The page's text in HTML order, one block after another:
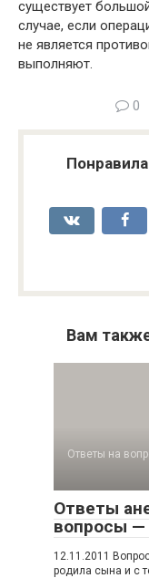
существует
случае, если
не является
выполняют.
0
Вам
Ответы на
Ответы
вопросы —
12.11.2011
родила сына и с